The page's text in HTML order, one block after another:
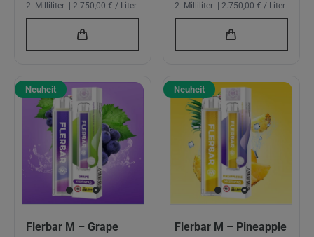
2
Milliliter | 2.750,00 € / Liter
2
Milliliter | 2.750,00 € / Liter
Neuheit
Flerbar M – Grape
Neuheit
Flerbar M – Pineapple